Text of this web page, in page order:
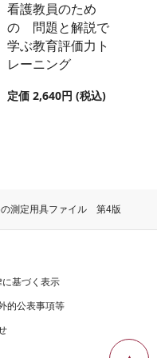
測定用具ファイル 第4版
看護教員のため
の 問題と解説で
学ぶ教育評価力ト
レーニング
定価 2,640円 (税込)
基づく表示
的公表事項等